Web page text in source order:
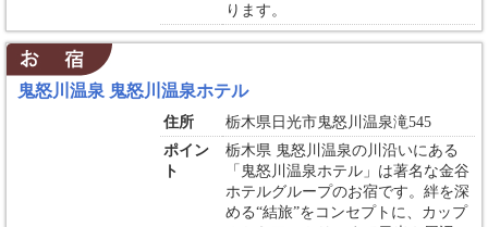
ります。
鬼怒川温泉 鬼怒川温泉ホテル
住所
栃木県日光市鬼怒川温泉滝545
ポイン
ト
栃木県 鬼怒川温泉の川沿いにある
「鬼怒川温泉ホテル」は著名な金谷
ホテルグループのお宿です。絆を深
める“結旅”をコンセプトに、カップ